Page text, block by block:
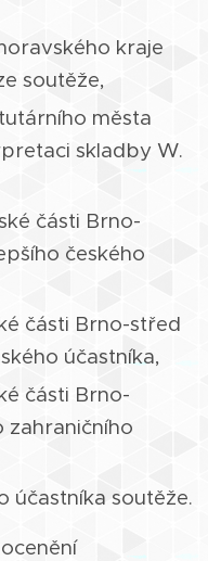
kraje
soutěže,
města
skladby W.
části Brno-
českého
části Brno-střed
účastníka,
části Brno-
zahraničního
účastníka soutěže.